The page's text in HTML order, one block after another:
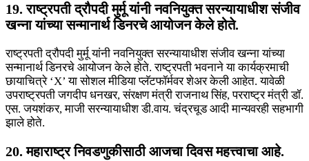
19. राष्ट्रपती द्रौपदी मुर्मू यांनी नवनियुक्त सरन्यायाधीश संजीव
खन्ना यांच्या सन्मानार्थ डिनरचे आयोजन केले होते.
राष्ट्रपती द्रौपदी मुर्मू यांनी नवनियुक्त सरन्यायाधीश संजीव खन्ना यांच्या
सन्मानार्थ डिनरचे आयोजन केले होते. राष्ट्रपती भवनाने या कार्यक्रमाची
छायाचित्रे ‘X’ या सोशल मीडिया प्लॅटफॉर्मवर शेअर केली आहेत. यावेळी
उपराष्ट्रपती जगदीप धनखर, संरक्षण मंत्री राजनाथ सिंह, परराष्ट्र मंत्री डॉ.
एस. जयशंकर, माजी सरन्यायाधीश डी.वाय. चंद्रचूड आदी मान्यवरही सहभागी
झाले होते.
20. महाराष्ट्र निवडणुकीसाठी आजचा दिवस महत्त्वाचा आहे.